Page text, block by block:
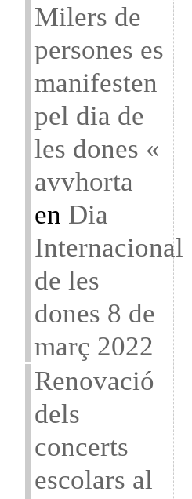
Milers de
persones es
manifesten
pel dia de
les dones «
avvhorta
en Dia
Internacional
de les
dones 8 de
març 2022
Renovació
dels
concerts
escolars al